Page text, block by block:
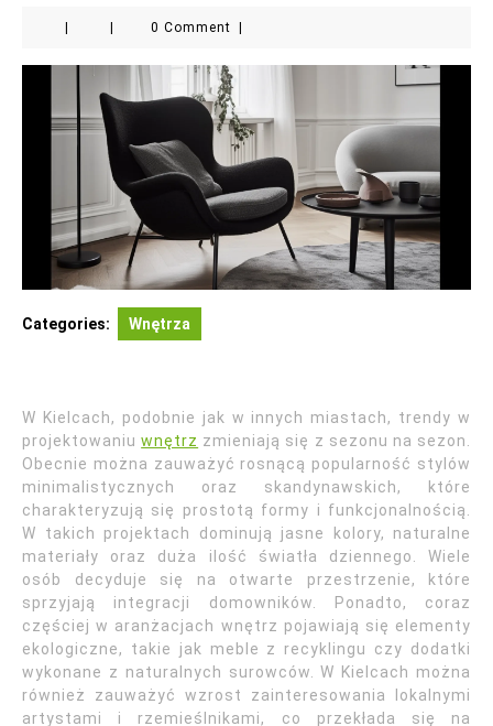
0 Comment
Categories: Wnętrza
W Kielcach, podobnie jak w innych miastach, trendy w
projektowaniuwnętrz zmieniają się z sezonu na sezon.
Obecnie można zauważyć rosnącą popularność stylów
minimalistycznych oraz skandynawskich, które
charakteryzują się prostotą formy i funkcjonalnością.
W takich projektach dominują jasne kolory, naturalne
materiały oraz duża ilość światła dziennego. Wiele
osób decyduje się na otwarte przestrzenie, które
sprzyjają integracji domowników. Ponadto, coraz
częściej w aranżacjach wnętrz pojawiają się elementy
ekologiczne, takie jak meble z recyklingu czy dodatki
wykonane z naturalnych surowców. W Kielcach można
również zauważyć wzrost zainteresowania lokalnymi
artystami i rzemieślnikami, co przekłada się na